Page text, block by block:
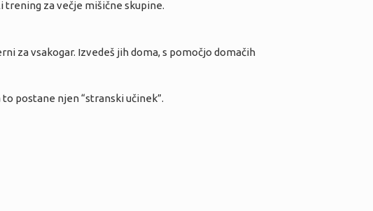
trening za večje mišične skupine.
za vsakogar. Izvedeš jih doma, s pomočjo domačih
postane njen “stranski učinek”.